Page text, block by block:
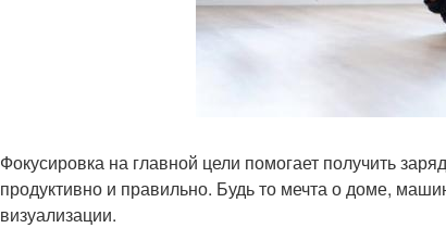
Фокусировка на главной цели помогает получить
продуктивно и правильно. Будь то мечта о доме,
визуализации.